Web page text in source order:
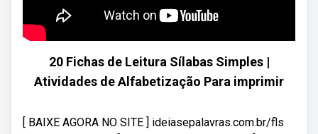
20 Fichas de Leitura Sílabas Simples |
Atividades de Alfabetização Para imprimir
[ BAIXE AGORA NO SITE ] ideiasepalavras.com.br/fls